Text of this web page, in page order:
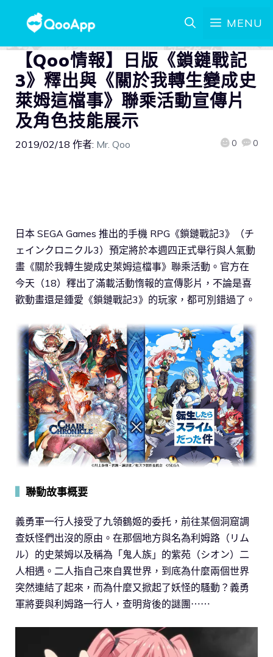
MENU
【Qoo情報】日版《鎖鏈戰記
3》釋出與《關於我轉生變成史
萊姆這檔事》聯乘活動宣傳片
及角色技能展示
2019/02/18 作者: Mr. Qoo 0 0
日本 SEGA Games 推出的手機 RPG《鎖鏈戰記3》（チ
ェインクロニクル3）預定將於本週四正式舉行與人氣動
畫《關於我轉生變成史萊姆這檔事》聯乘活動。官方在
今天（18）釋出了滿載活動惰報的宣傳影片，不論是喜
歡動畫還是鍾愛《鎖鏈戰記3》的玩家，都可別錯過了。
聯動故事概要
義勇軍一行人接受了九領鶴姬的委托，前往某個洞窟調
查妖怪們出沒的原由。在那個地方與名為利姆路（リム
ル）的史萊姆以及稱為「鬼人族」的紫苑（シオン）二
人相遇。二人指自己來自異世界，到底為什麼兩個世界
突然連結了起來，而為什麼又掀起了妖怪的騷動？義勇
軍將要與利姆路一行人，查明背後的謎團⋯⋯